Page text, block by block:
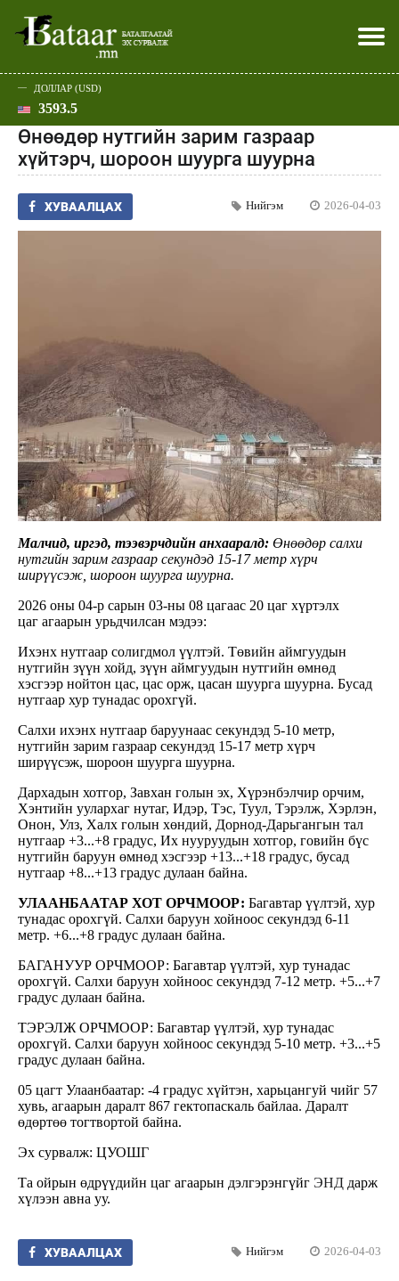
Эхлэл
Улс төр
Нийгэм
Эдийн засаг
Дэлхий
Спорт
Шар
Батаар юу хэлэв
Хэвлэл мэдээллээр
ДОЛЛАР (USD)
3593.5
Өнөөдөр нутгийн зарим газраар
хүйтэрч, шороон шуурга шуурна
ХУВААЛЦАХ Нийгэм 2026-04-03
Малчид, иргэд, тээвэрчдийн анхааралд: Өнөөдөр салхи
нутгийн зарим газраар секундэд 15-17 метр хүрч
ширүүсэж, шороон шуурга шуурна.
2026 оны 04-р сарын 03-ны 08 цагаас 20 цаг хүртэлх
цаг агаарын урьдчилсан мэдээ:
Ихэнх нутгаар солигдмол үүлтэй. Төвийн аймгуудын
нутгийн зүүн хойд, зүүн аймгуудын нутгийн өмнөд
хэсгээр нойтон цас, цас орж, цасан шуурга шуурна. Бусад
нутгаар хур тунадас орохгүй.
Салхи ихэнх нутгаар баруунаас секундэд 5-10 метр,
нутгийн зарим газраар секундэд 15-17 метр хүрч
ширүүсэж, шороон шуурга шуурна.
Дархадын хотгор, Завхан голын эх, Хүрэнбэлчир орчим,
Хэнтийн уулархаг нутаг, Идэр, Тэс, Туул, Тэрэлж, Хэрлэн,
Онон, Улз, Халх голын хөндий, Дорнод-Дарьгангын тал
нутгаар +3...+8 градус, Их нууруудын хотгор, говийн бүс
нутгийн баруун өмнөд хэсгээр +13...+18 градус, бусад
нутгаар +8...+13 градус дулаан байна.
УЛААНБААТАР ХОТ ОРЧМООР: Багавтар үүлтэй, хур
тунадас орохгүй. Салхи баруун хойноос секундэд 6-11
метр. +6...+8 градус дулаан байна.
БАГАНУУР ОРЧМООР: Багавтар үүлтэй, хур тунадас
орохгүй. Салхи баруун хойноос секундэд 7-12 метр. +5...+7
градус дулаан байна.
ТЭРЭЛЖ ОРЧМООР: Багавтар үүлтэй, хур тунадас
орохгүй. Салхи баруун хойноос секундэд 5-10 метр. +3...+5
градус дулаан байна.
05 цагт Улаанбаатар: -4 градус хүйтэн, харьцангуй чийг 57
хувь, агаарын даралт 867 гектопаскаль байлаа. Даралт
өдөртөө тогтвортой байна.
Эх сурвалж: ЦУОШГ
Та ойрын өдрүүдийн цаг агаарын дэлгэрэнгүйг ЭНД дарж
хүлээн авна уу.
ХУВААЛЦАХ Нийгэм 2026-04-03